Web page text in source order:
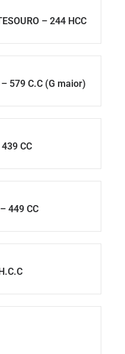
– 244 HCC
– 579 C.C (G maior)
CC
449 CC